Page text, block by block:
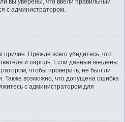
вы уверены, что ввели правильный
с администратором.
Прежде всего убедитесь, что
и пароль. Если данные введены
чтобы проверить, не был ли
Также возможно, что допущена ошибка
с администратором для